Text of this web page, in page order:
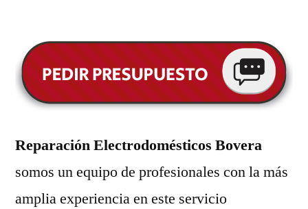
Reparación Electrodomésticos Bovera
somos un equipo de profesionales con la más
amplia experiencia en este servicio